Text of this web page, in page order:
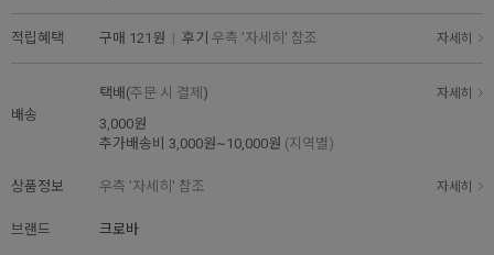
적립혜택 구매 121원 | 후기 우측 '자세히' 참조 자세히
배송
택배(주문 시 결제 ) 자세히
3,000원
추가배송비 3,000원~10,000원 (지역별)
상품정보 우측 '자세히' 참조 자세히
브랜드 크로바